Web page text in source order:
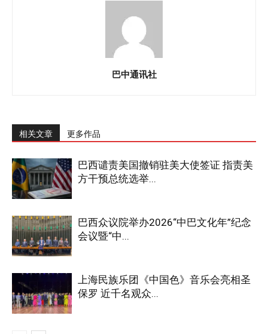
巴中通讯社
相关文章 更多作品
巴西谴责美国撤销驻美大使签证 指责美
方干预总统选举...
巴西众议院举办2026“中巴文化年”纪念
会议暨“中...
上海民族乐团《中国色》音乐会亮相圣
保罗 近千名观众...